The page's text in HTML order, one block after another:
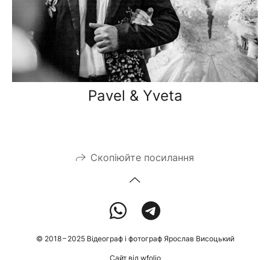
Pavel & Yveta
Скопіюйте посилання
© 2018 – 2025 Відеограф і фотограф Ярослав Висоцький
Сайт від wfolio